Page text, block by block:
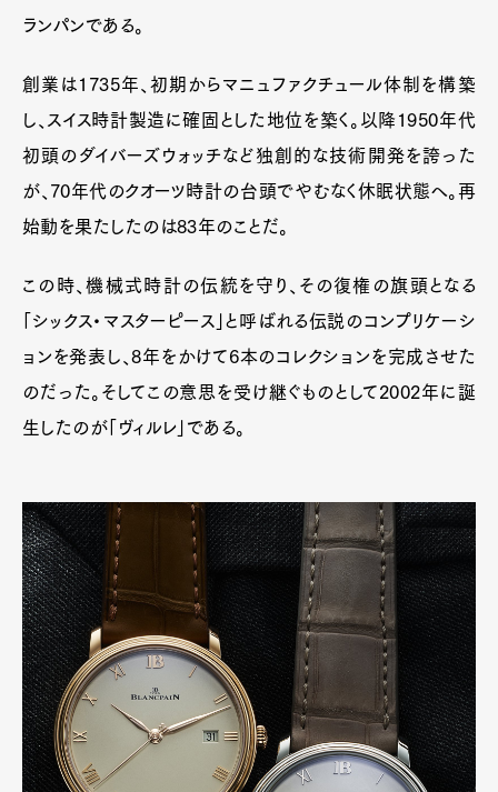
ランパンである。
創業は1735年、初期からマニュファクチュール体制を構築
し、スイス時計製造に確固とした地位を築く。以降1950年代
初頭のダイバーズウォッチなど独創的な技術開発を誇った
が、70年代のクオーツ時計の台頭でやむなく休眠状態へ。再
始動を果たしたのは83年のことだ。
この時、機械式時計の伝統を守り、その復権の旗頭となる
「シックス・マスターピース」と呼ばれる伝説のコンプリケーシ
ョンを発表し、8年をかけて6本のコレクションを完成させた
のだった。そしてこの意思を受け継ぐものとして2002年に誕
生したのが「ヴィルレ」である。